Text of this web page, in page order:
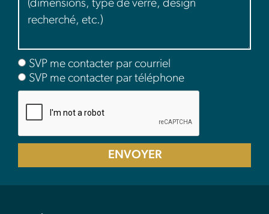
SVP me contacter par courriel
SVP me contacter par téléphone
ENVOYER